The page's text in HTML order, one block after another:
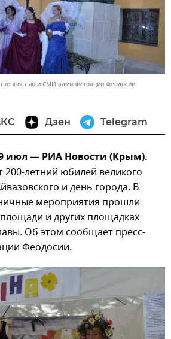
и СМИ администрации Феодосии
Дзен Telegram
— РИА Новости (Крым).
летний юбилей великого
и день города. В
мероприятия прошли
и других площадках
Об этом сообщает пресс-
Феодосии.